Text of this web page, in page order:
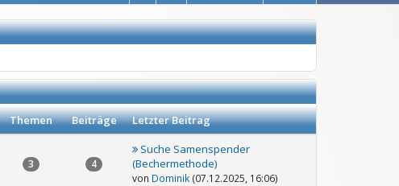
Themen Beiträge
Letzter Beitrag
3 4
Suche Samenspender
(Bechermethode)
von Dominik(07.12.2025, 16:06)